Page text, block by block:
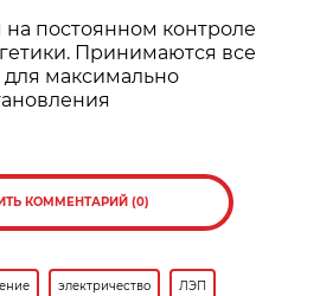
на постоянном контроле
Принимаются все
максимально
КОММЕНТАРИЙ (0)
электричество ЛЭП